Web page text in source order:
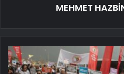
MEHMET